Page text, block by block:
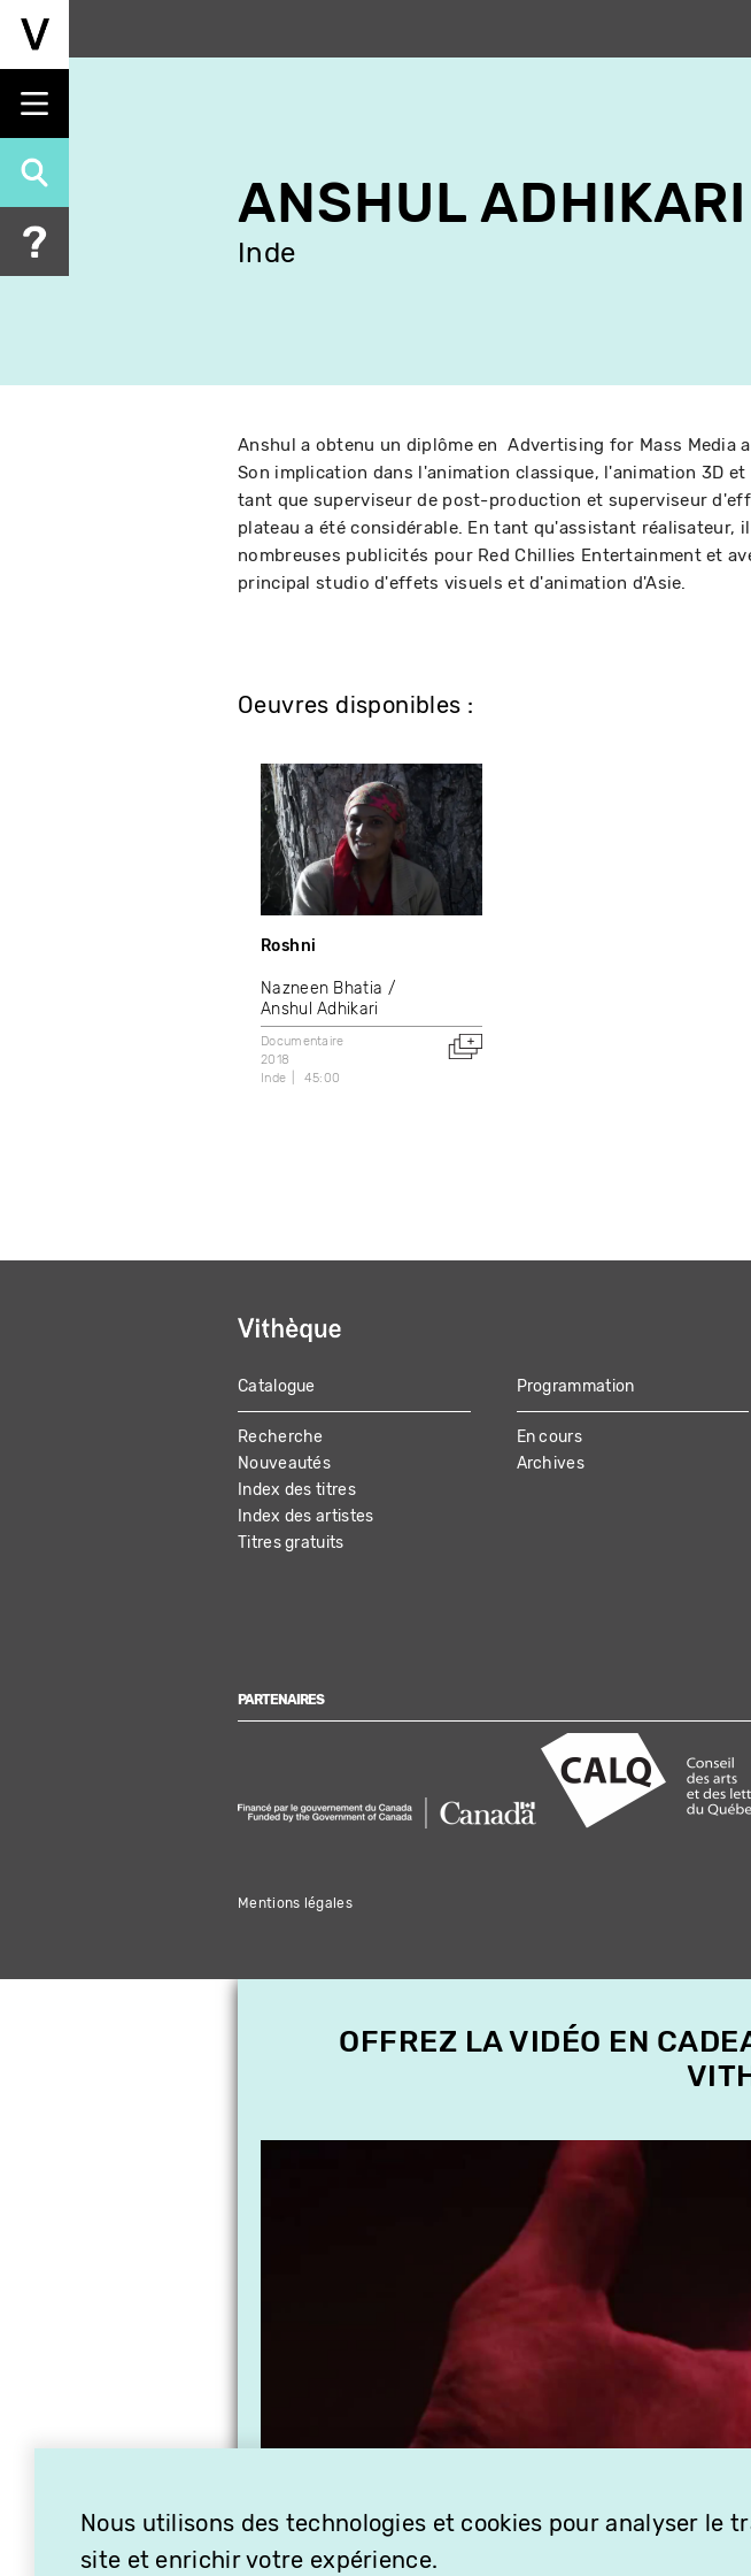
Aller
principal
ANSHUL ADHIKARI
Inde
Anshul a obtenu un diplôme en Advertising for Mass Media
Son implication dans l'animation classique, l'animation 3D
tant que superviseur de post-production et superviseur
plateau a été considérable. En tant qu'assistant réalisateur,
nombreuses publicités pour Red Chillies Entertainment et
principal studio d'effets visuels et d'animation d'Asie.
Oeuvres disponibles :
Roshni
Nazneen Bhatia
Anshul Adhikari
Documentaire
2018
Inde
45:00
MAIN
NAVIGATION
Catalogue
Recherche
Nouveautés
Index des titres
Index des artistes
Titres gratuits
Programmation
En cours
Archives
PARTENAIRES
Mentions légales
Nous utilisons des technologies et cookies pour analyser le
site et enrichir votre expérience.
OFFREZ LA VIDÉO EN